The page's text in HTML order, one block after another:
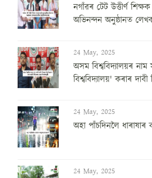
নগাঁৱৰ টেট উত্তীৰ্ণ
অভিনন্দন অনুষ্ঠানত
24 May, 2025
অসম বিশ্ববিদ্যালয়ৰ
বিশ্ববিদ্যালয়' কৰাৰ
24 May, 2025
অহা পাঁচদিনলৈ
24 May, 2025